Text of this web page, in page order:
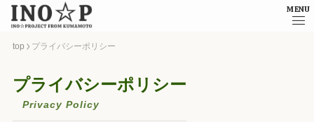
MENU
top プライバシーポリシー
プライバシーポリシー
Privacy Policy